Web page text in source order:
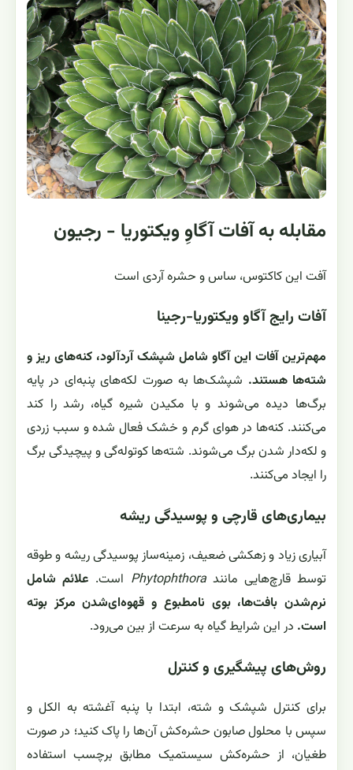
مقابله به آفات آگاوِ ویکتوریا - رجیون
آفت این کاکتوس، ساس و حشره آردی است
آفات رایج آگاو ویکتوریا-رجینا
مهم‌ترین آفات این آگاو شامل شپشک آردآلود، کنه‌های ریز و
شته‌ها هستند. شپشک‌ها به صورت لکه‌های پنبه‌ای در پایه
برگ‌ها دیده می‌شوند و با مکیدن شیره گیاه، رشد را کند
می‌کنند. کنه‌ها در هوای گرم و خشک فعال شده و سبب زردی
و لکه‌دار شدن برگ می‌شوند. شته‌ها کوتوله‌گی و پیچیدگی برگ
را ایجاد می‌کنند.
بیماری‌های قارچی و پوسیدگی ریشه
آبیاری زیاد و زهکشی ضعیف، زمینه‌ساز پوسیدگی ریشه و طوقه
توسط قارچ‌هایی مانندPhytophthora است. علائم شامل
نرم‌شدن بافت‌ها، بوی نامطبوع و قهوه‌ای‌شدن مرکز بوته
است. در این شرایط گیاه به سرعت از بین می‌رود.
روش‌های پیشگیری و کنترل
برای کنترل شپشک و شته، ابتدا با پنبه آغشته به الکل و
سپس با محلول صابون حشره‌کش آن‌ها را پاک کنید؛ در صورت
طغیان، از حشره‌کش سیستمیک مطابق برچسب استفاده